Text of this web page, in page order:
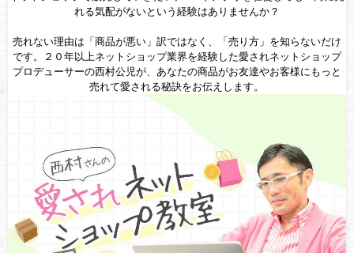
れる気配がないという経験はありませんか？
売れない理由は「商品が悪い」訳ではなく、「売り方」を知らないだけ
です。２０年以上ネットショップ業界を経験した愛されネットショップ
プロデューサーの西村公児が、あなたの商品がお友達やお客様にもっと
売れて愛される秘訣をお伝えします。